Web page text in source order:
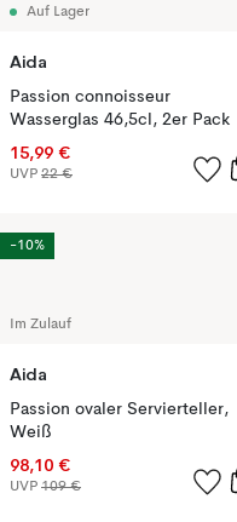
Auf Lager
Aida
Passion connoisseur
Wasserglas 46,5cl, 2er Pack
15,99 €
UVP 22 €
Im Zulauf
Aida
Passion ovaler Servierteller,
Weiß
98,10 €
UVP 109 €
-10%